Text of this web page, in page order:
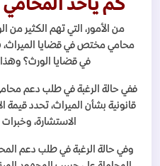
كم يأخذ
من الأمور، التي تهم الكثير من
محامي مختص في قضايا الميراث،
في قضايا الورث؟
ففي حالة الرغبة في طلب دعم
قانونية بشأن الميراث، تحدد قيمة
الاستشارة،
وفي حالة الرغبة في طلب دعم